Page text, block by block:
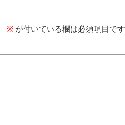
※ が付いている欄は必須項目です